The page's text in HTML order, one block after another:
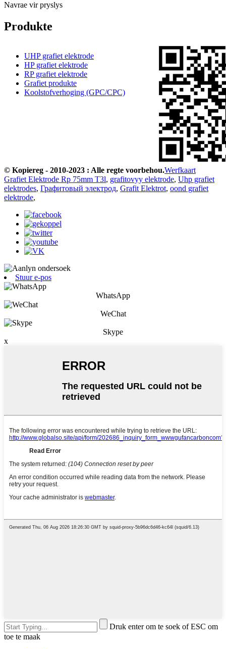
Navrae vir pryslys
Produkte
UHP grafiet elektrode
HP grafiet elektrode
RP grafiet elektrode
Grafiet produkte
Koolstofverhoging (GPC/CPC)
© Kopiereg - 2010-2023 : Alle regte voorbehou.Werfkaart
Grafiet Elektrode Rp 75mm T3l, grafitovyy elektrode, Uhp grafiet
elektrodes, Графитовый электрод, Grafit Elektrot, oond grafiet
elektrode,
Stuur e-pos
WhatsApp
WeChat
Skype
x
Druk enter om te soek of ESC om
toe te maak